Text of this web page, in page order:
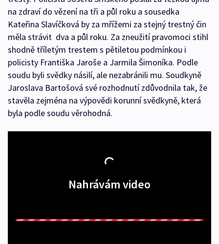
na zdraví do vězení na tři a půl roku a sousedka
Kateřina Slavíčková by za mřížemi za stejný trestný čin
měla strávit dva a půl roku. Za zneužití pravomoci stihl
shodně tříletým trestem s pětiletou podmínkou i
policisty Františka Jaroše a Jarmila Šimoníka. Podle
soudu byli svědky násilí, ale nezabránili mu. Soudkyně
Jaroslava Bartošová své rozhodnutí zdůvodnila tak, že
stavěla zejména na výpovědi korunní svědkyně, která
byla podle soudu věrohodná.
Nahrávám video